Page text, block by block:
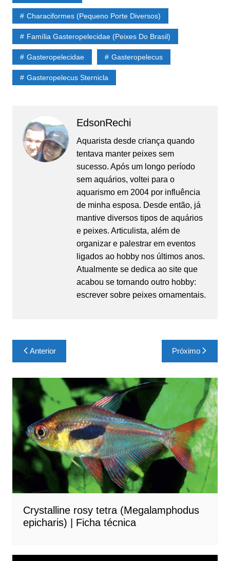
Characiformes (Pequeno Porte Diversos)
Família Gasteropelecidae (Peixes Do Brasil)
Gasteropelecidae Gasteropelecus
Gasteropelecus Sternicla
EdsonRechi
Aquarista desde criança quando
tentava manter peixes sem
sucesso. Após um longo período
sem aquários, voltei para o
aquarismo em 2004 por influência
de minha esposa. Desde então, já
mantive diversos tipos de aquários
e peixes. Articulista, além de
organizar e palestrar em eventos
ligados ao hobby nos últimos anos.
Atualmente se dedica ao site que
acabou se tornando outro hobby:
escrever sobre peixes ornamentais.
Navegação
de
Post
Anterior Próximo
Crystalline rosy tetra (Megalamphodus
epicharis) | Ficha técnica